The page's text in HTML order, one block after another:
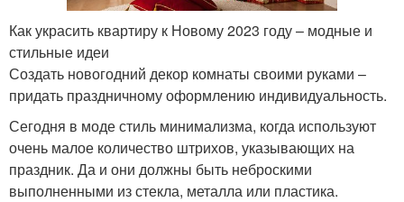
Как украсить квартиру к Новому 2023 году – модные и
стильные идеи
Создать новогодний декор комнаты своими руками –
придать праздничному оформлению индивидуальность.
Сегодня в моде стиль минимализма, когда используют
очень малое количество штрихов, указывающих на
праздник. Да и они должны быть неброскими
выполненными из стекла, металла или пластика.